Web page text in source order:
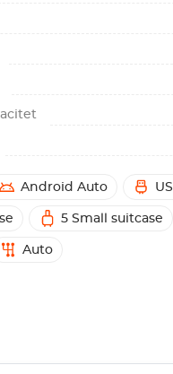
Android Auto
5 Small suitcase
Auto